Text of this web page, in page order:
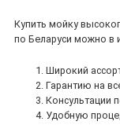
Купить мойку
по Беларуси можно в
Широкий
Гарантию на
Консультации
Удобную